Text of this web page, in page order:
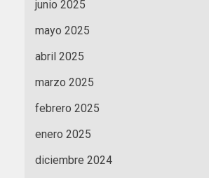
junio 2025
mayo 2025
abril 2025
marzo 2025
febrero 2025
enero 2025
diciembre 2024